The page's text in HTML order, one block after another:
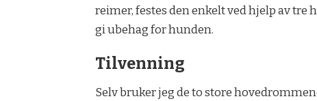
reimer, festes den enkelt ved hjelp av
gi ubehag for hunden.
Tilvenning
Selv bruker jeg de to store